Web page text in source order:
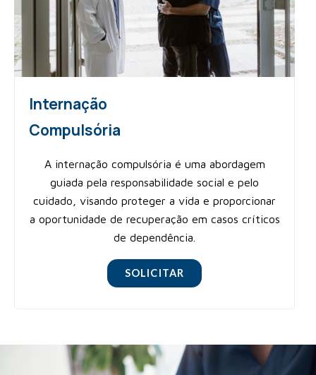
Internação
Compulsória
A internação compulsória é uma abordagem
guiada pela responsabilidade social e pelo
cuidado, visando proteger a vida e proporcionar
a oportunidade de recuperação em casos críticos
de dependência.
SOLICITAR